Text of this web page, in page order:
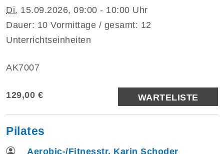
Di. 15.09.2026, 09:00 - 10:00 Uhr
Dauer: 10 Vormittage / gesamt: 12
Unterrichtseinheiten
AK7007
129,00 € WARTELISTE
Pilates
Aerobic-/Fitnesstr. Karin Schoder